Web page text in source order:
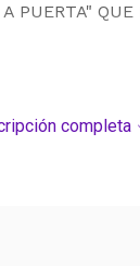
PUERTA"
completa